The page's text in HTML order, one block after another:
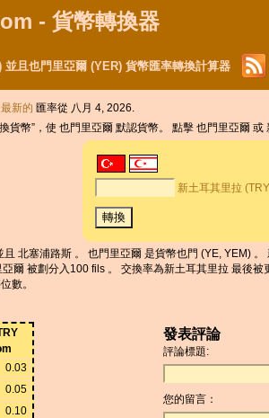
- 貨幣轉換器
並且也門里亞爾 (YER) 貨幣匯率轉換計算器
新的 匯率從 八月 4, 2026.
貨幣”，使 也門里亞爾 默認貨幣。 點擊 也門里亞爾
新土耳其里拉
北塞浦路斯 。 也門里亞爾 是貨幣也門 (YE, YEM)
爾 被劃分入100 fils 。 交換率為新土耳其里拉 最後
數。
0.03
0.05
0.10
發表評論
評論標題:
您的留言：